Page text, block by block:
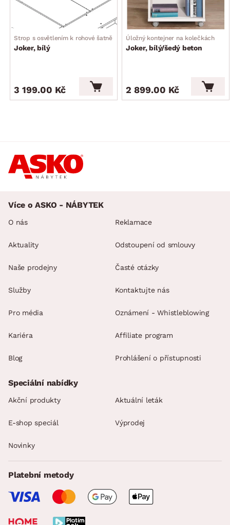
Strop s osvětlením k rohové šatně
Joker, bílý
3 199.00 Kč
Úložný kontejner na kolečkách
Joker, bílý/šedý beton
2 899.00 Kč
Více o ASKO - NÁBYTEK
O nás
Aktuality
Naše prodejny
Služby
Pro média
Kariéra
Blog
Reklamace
Odstoupení od smlouvy
Časté otázky
Kontaktujte nás
Oznámení - Whistleblowing
Affiliate program
Prohlášení o přístupnosti
Speciální nabídky
Akční produkty Aktuální leták
E-shop speciál Výprodej
Novinky
Platební metody